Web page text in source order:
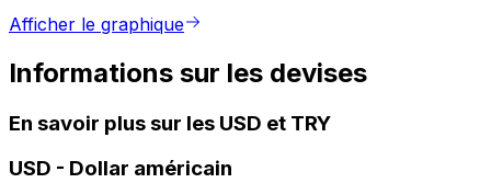
Afficher le graphique
Informations sur les devises
En savoir plus sur les USD et TRY
USD - Dollar américain